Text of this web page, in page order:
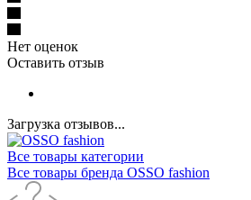
Нет оценок
Оставить отзыв
Загрузка отзывов...
Все товары категории
Все товары бренда OSSO fashion